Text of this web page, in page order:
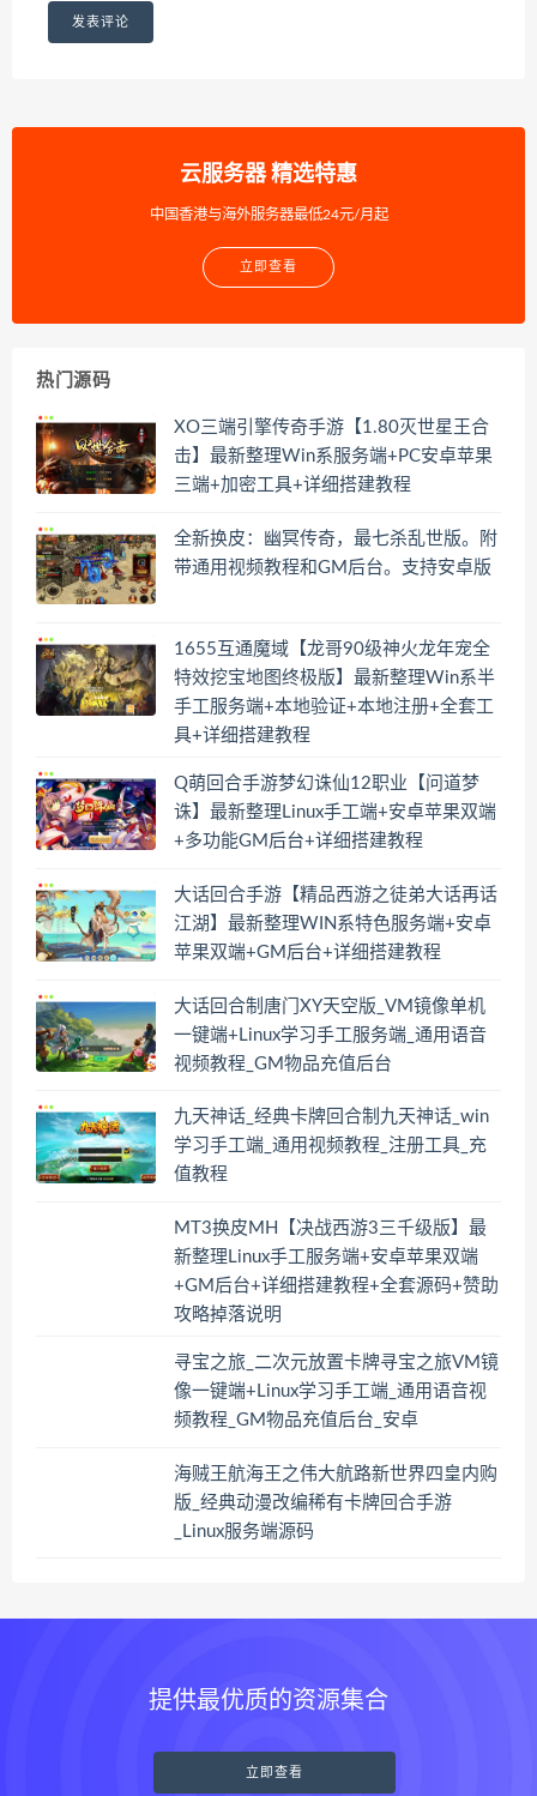
云服务器 精选特惠
中国香港与海外服务器最低24元/月起
立即查看
热门源码
XO三端引擎传奇手游【1.80灭世星王合
击】最新整理Win系服务端+PC安卓苹果
三端+加密工具+详细搭建教程
全新换皮：幽冥传奇，最七杀乱世版。附
带通用视频教程和GM后台。支持安卓版
1655互通魔域【龙哥90级神火龙年宠全
特效挖宝地图终极版】最新整理Win系半
手工服务端+本地验证+本地注册+全套工
具+详细搭建教程
Q萌回合手游梦幻诛仙12职业【问道梦
诛】最新整理Linux手工端+安卓苹果双端
+多功能GM后台+详细搭建教程
大话回合手游【精品西游之徒弟大话再话
江湖】最新整理WIN系特色服务端+安卓
苹果双端+GM后台+详细搭建教程
大话回合制唐门XY天空版_VM镜像单机
一键端+Linux学习手工服务端_通用语音
视频教程_GM物品充值后台
九天神话_经典卡牌回合制九天神话_win
学习手工端_通用视频教程_注册工具_充
值教程
MT3换皮MH【决战西游3三千级版】最
新整理Linux手工服务端+安卓苹果双端
+GM后台+详细搭建教程+全套源码+赞助
攻略掉落说明
寻宝之旅_二次元放置卡牌寻宝之旅VM镜
像一键端+Linux学习手工端_通用语音视
频教程_GM物品充值后台_安卓
海贼王航海王之伟大航路新世界四皇内购
版_经典动漫改编稀有卡牌回合手游
_Linux服务端源码
提供最优质的资源集合
立即查看